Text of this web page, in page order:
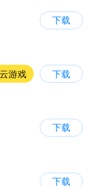
下载
云游戏 下载
下载
下载